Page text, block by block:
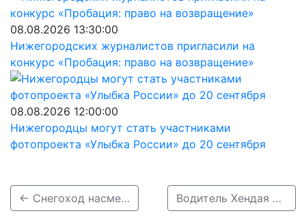
08.08.2026 13:30:00
Нижегородских журналистов пригласили на
конкурс «Пробация: право на возвращение»
08.08.2026 12:00:00
Нижегородцы могут стать участниками
фотопроекта «Улыбка России» до 20 сентября
← Снегоход насмерть сбил пешехода в Богородском районе Водитель Хендая влетел в дерево в Навашинском районе →